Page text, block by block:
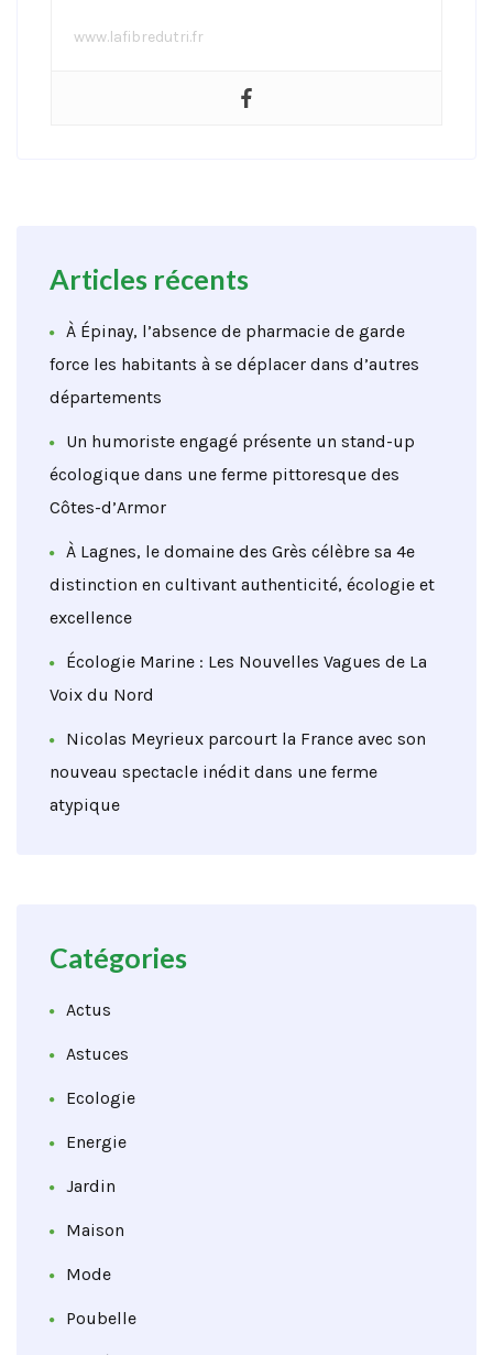
www.lafibredutri.fr
Articles récents
À Épinay, l’absence de pharmacie de garde
force les habitants à se déplacer dans d’autres
départements
Un humoriste engagé présente un stand-up
écologique dans une ferme pittoresque des
Côtes-d’Armor
À Lagnes, le domaine des Grès célèbre sa 4e
distinction en cultivant authenticité, écologie et
excellence
Écologie Marine : Les Nouvelles Vagues de La
Voix du Nord
Nicolas Meyrieux parcourt la France avec son
nouveau spectacle inédit dans une ferme
atypique
Catégories
Actus
Astuces
Ecologie
Energie
Jardin
Maison
Mode
Poubelle